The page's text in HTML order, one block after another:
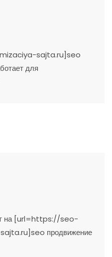
sajta.ru]seo
для
на [url=https://seo-
продвижение